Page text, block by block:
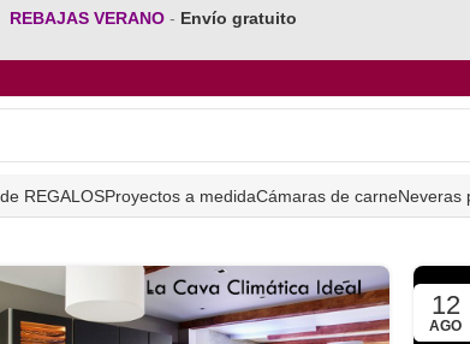
REBAJAS VERANO - Envío gratuito
REGALOSProyectos a medidaCámaras de carneNeveras
12
AGO